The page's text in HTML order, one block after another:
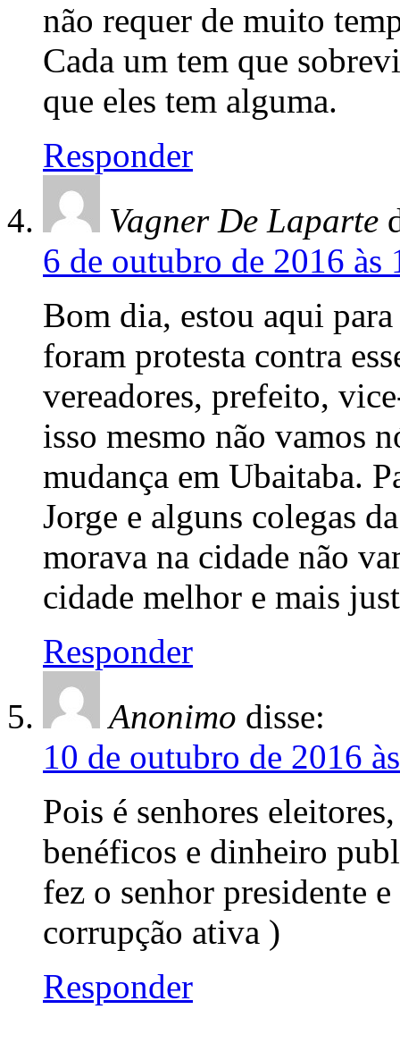
não requer de muito
Cada um tem que
que eles tem alguma.
Responder
Vagner De Laparte
6 de outubro de 2016 às
Bom dia, estou aqui para
foram protesta contra
vereadores, prefeito,
isso mesmo não vamos
mudança em Ubaitaba.
Jorge e alguns colegas
morava na cidade não
cidade melhor e mais
Responder
Anonimo disse:
10 de outubro de 2016
Pois é senhores
benéficos e dinheiro
fez o senhor presidente
corrupção ativa )
Responder